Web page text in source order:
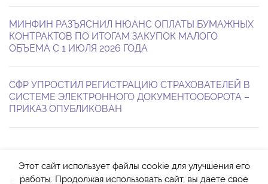
МИНФИН РАЗЪЯСНИЛ НЮАНС ОПЛАТЫ БУМАЖНЫХ
КОНТРАКТОВ ПО ИТОГАМ ЗАКУПОК МАЛОГО
ОБЪЕМА С 1 ИЮЛЯ 2026 ГОДА
СФР УПРОСТИЛ РЕГИСТРАЦИЮ СТРАХОВАТЕЛЕЙ В
СИСТЕМЕ ЭЛЕКТРОННОГО ДОКУМЕНТООБОРОТА –
ПРИКАЗ ОПУБЛИКОВАН
Этот сайт использует файлы cookie для улучшения его
работы. Продолжая использовать сайт, вы даете свое